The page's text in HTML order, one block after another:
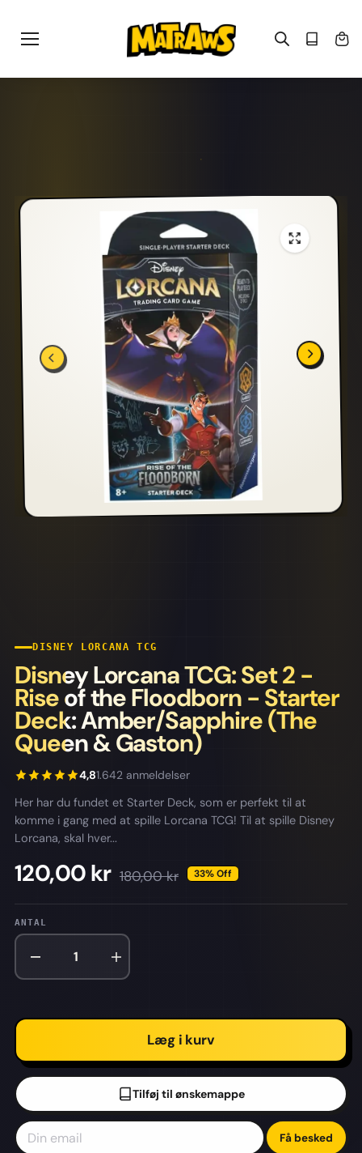
indhold
DISNEY LORCANA TCG
Disney Lorcana TCG: Set 2 -
Rise of the Floodborn - Starter
Deck: Amber/Sapphire (The
Queen & Gaston)
4,81.642 anmeldelser
Her har du fundet et Starter Deck, som er perfekt til at
komme i gang med at spille Lorcana TCG! Til at spille Disney
Lorcana, skal hver...
120,00 kr 180,00 kr 33% Off
ANTAL
Læg i kurv
Tilføj til ønskemappe
Få besked